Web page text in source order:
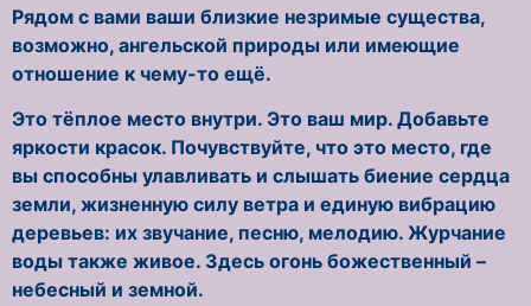
Рядом с вами ваши близкие незримые существа,
возможно, ангельской природы или имеющие
отношение к чему-то ещё.
Это тёплое место внутри. Это ваш мир. Добавьте
яркости красок. Почувствуйте, что это место, где
вы способны улавливать и слышать биение сердца
земли, жизненную силу ветра и единую вибрацию
деревьев: их звучание, песню, мелодию. Журчание
воды также живое. Здесь огонь божественный –
небесный и земной.